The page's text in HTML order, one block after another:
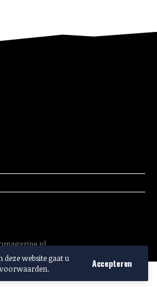
website gaat u
Accepteren